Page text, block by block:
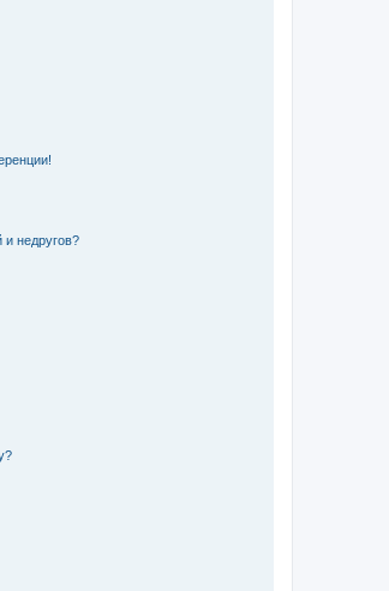
и недругов?